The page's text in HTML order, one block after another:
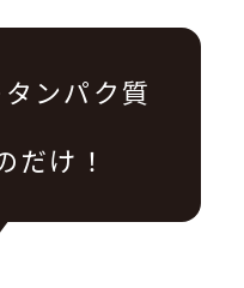
ンパク質
だけ！